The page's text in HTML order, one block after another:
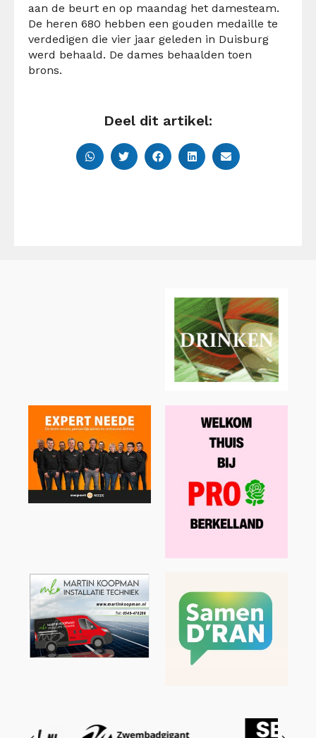
aan de beurt en op maandag het damesteam.
De heren 680 hebben een gouden medaille te
verdedigen die vier jaar geleden in Duisburg
werd behaald. De dames behaalden toen
brons.
Deel dit artikel: